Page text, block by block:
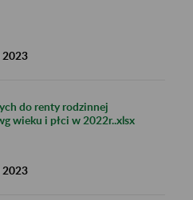
2023
do renty rodzinnej
wieku i płci w 2022r..xlsx
2023